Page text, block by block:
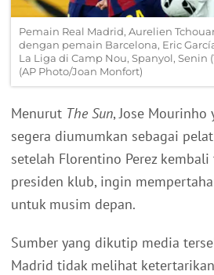
Pemain Real Madrid, Aurelien
dengan pemain Barcelona, Eric
La Liga di Camp Nou, Spanyol, Senin
(AP Photo/Joan Monfort)
Menurut The Sun, Jose Mourinho
segera diumumkan sebagai
setelah Florentino Perez
presiden klub, ingin
untuk musim depan.
Sumber yang dikutip media
Madrid tidak melihat